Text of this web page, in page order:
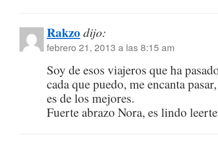
Rakzo dijo:
febrero 21, 2013 a las 8:15 am
Soy de esos viajeros que ha
cada que puedo, me encanta
es de los mejores.
Fuerte abrazo Nora, es lindo